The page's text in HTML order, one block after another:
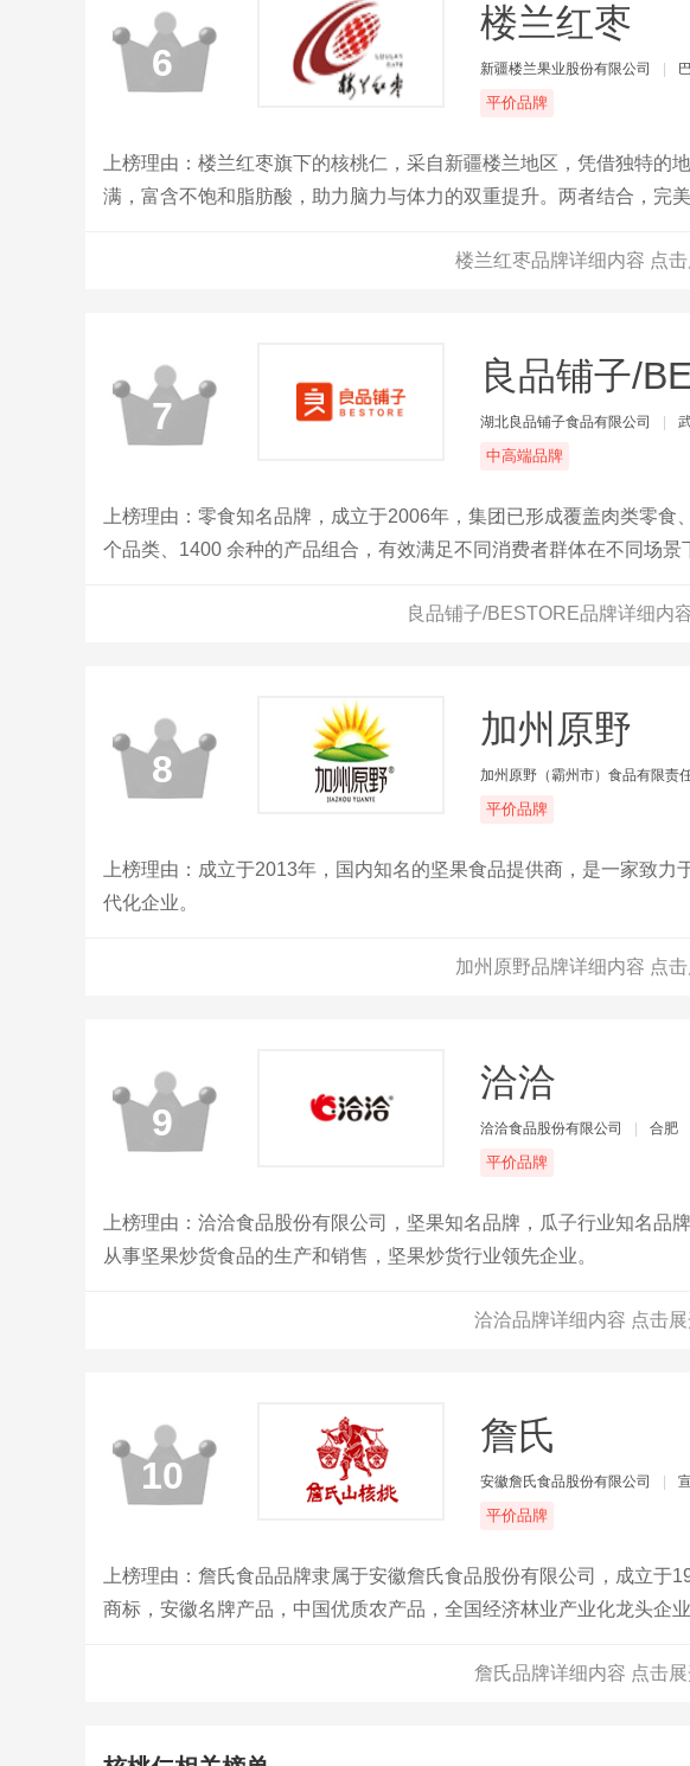
6
楼兰红枣
新疆楼兰果业股份有限公司
平价品牌
上榜理由：楼兰红枣旗下的核桃仁，采自新疆楼兰地区，凭借独特的
满，富含不饱和脂肪酸，助力脑力与体力的双重提升。两者结合，完
楼兰红枣品牌详细内容 点
7
良品铺子/
湖北良品铺子食品有限公司
中高端品牌
上榜理由：零食知名品牌，成立于2006年，集团已形成覆盖肉类零
个品类、1400 余种的产品组合，有效满足不同消费者群体在不同场景
良品铺子/BESTORE品牌详细内
8
加州原野
加州原野（霸州市）食品有限责
平价品牌
上榜理由：成立于2013年，国内知名的坚果食品提供商，是一家致
代化企业。
加州原野品牌详细内容 点
9
洽洽
洽洽食品股份有限公司 合肥
平价品牌
上榜理由：洽洽食品股份有限公司，坚果知名品牌，瓜子行业知名品
从事坚果炒货食品的生产和销售，坚果炒货行业领先企业。
洽洽品牌详细内容 点击
10
詹氏
安徽詹氏食品股份有限公司
平价品牌
上榜理由：詹氏食品品牌隶属于安徽詹氏食品股份有限公司，成立于
商标，安徽名牌产品，中国优质农产品，全国经济林业产业化龙头企
詹氏品牌详细内容 点击